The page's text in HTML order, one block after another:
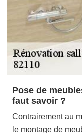
Pose de
faut savoir ?
Contrairement au
le montage de